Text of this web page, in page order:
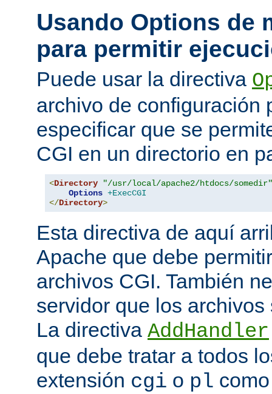
Usando Options de
para permitir
Puede usar la directiva
archivo de configuración
especificar que se
CGI en un directorio en
<Directory
"/usr/local/apache2/htdocs/somedir"
Options +ExecCGI
</Directory>
Esta directiva de aquí
Apache que debe
archivos CGI. También
servidor que los
La directiva AddHandler
que debe tratar a todos
extensión cgi o pl